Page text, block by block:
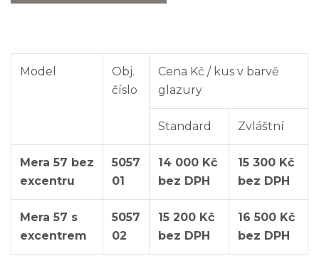
Model
Obj.
číslo
Cena Kč / kus v barvě
glazury
Standard Zvláštní
Mera 57 bez
excentru
5057
01
14 000 Kč
bez DPH
15 300 Kč
bez DPH
Mera 57 s
excentrem
5057
02
15 200 Kč
bez DPH
16 500 Kč
bez DPH